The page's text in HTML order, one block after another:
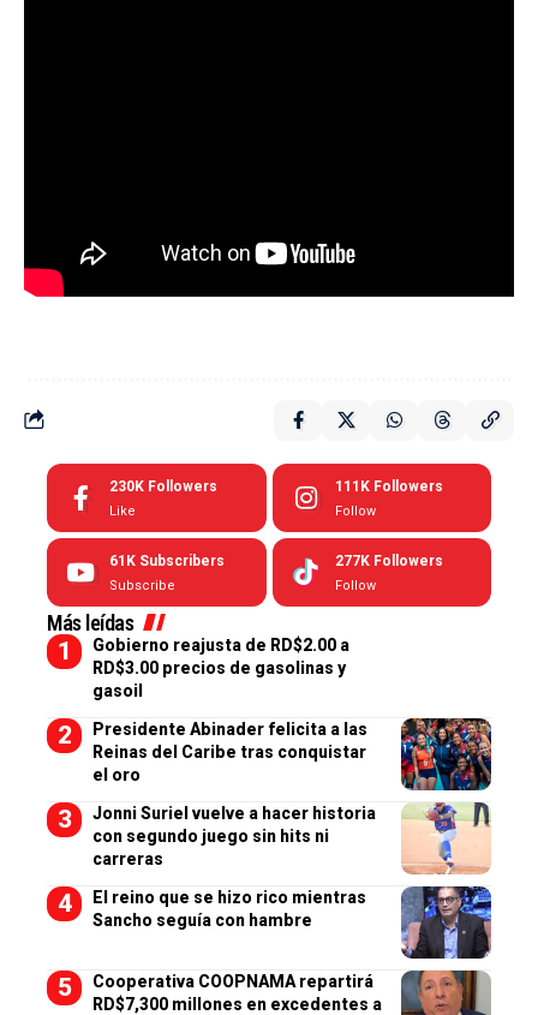
230K Followers
Like
111K Followers
Follow
61K Subscribers
Subscribe
277K Followers
Follow
Más leídas
Gobierno reajusta de RD$2.00 a
RD$3.00 precios de gasolinas y
gasoil
Presidente Abinader felicita a las
Reinas del Caribe tras conquistar
el oro
Jonni Suriel vuelve a hacer historia
con segundo juego sin hits ni
carreras
El reino que se hizo rico mientras
Sancho seguía con hambre
Cooperativa COOPNAMA repartirá
RD$7,300 millones en excedentes a